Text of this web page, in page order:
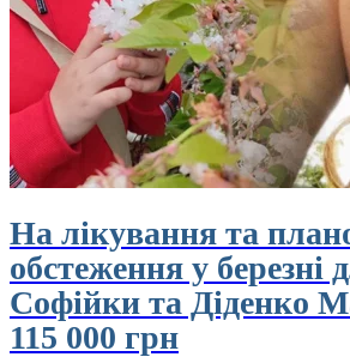
На лікування та
обстеження у
Софійки та Діденко
115 000 грн